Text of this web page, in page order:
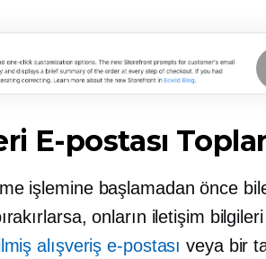
E-postası
işlemine başlamadan önce
onların iletişim
alışveriş e-postası veya bir